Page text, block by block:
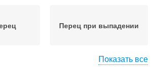
Перец при выпадении
Показать все